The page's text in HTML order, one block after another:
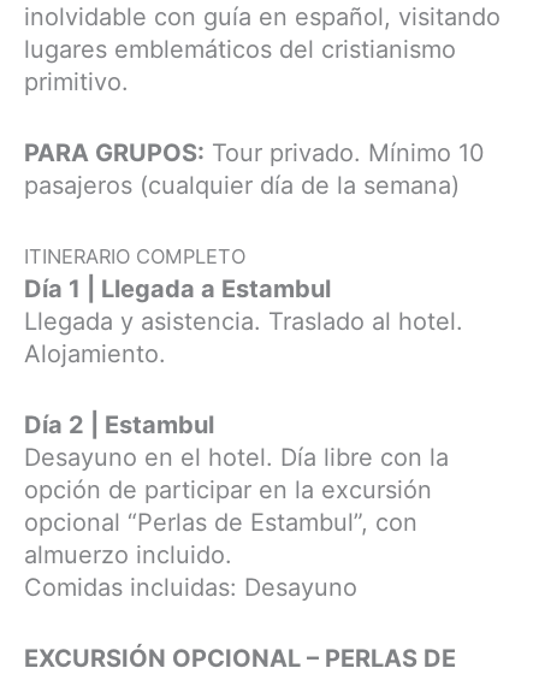
inolvidable con guía en español, visitando
lugares emblemáticos del cristianismo
primitivo.
PARA GRUPOS: Tour privado. Mínimo 10
pasajeros (cualquier día de la semana)
ITINERARIO COMPLETO
Día 1 | Llegada a Estambul
Llegada y asistencia. Traslado al hotel.
Alojamiento.
Día 2 | Estambul
Desayuno en el hotel. Día libre con la
opción de participar en la excursión
opcional “Perlas de Estambul”, con
almuerzo incluido.
Comidas incluidas: Desayuno
EXCURSIÓN OPCIONAL – PERLAS DE